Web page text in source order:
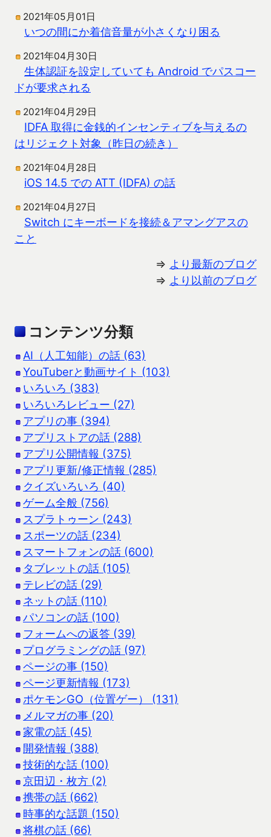
2021年05月01日
いつの間にか着信音量が小さくなり困る
2021年04月30日
生体認証を設定していても Android でパスコー
ドが要求される
2021年04月29日
IDFA 取得に金銭的インセンティブを与えるの
はリジェクト対象（昨日の続き）
2021年04月28日
iOS 14.5 での ATT (IDFA) の話
2021年04月27日
Switch にキーボードを接続＆アマングアスの
こと
⇒ より最新のブログ
⇒ より以前のブログ
コンテンツ分類
AI（人工知能）の話 (63)
YouTuberと動画サイト (103)
いろいろ (383)
いろいろレビュー (27)
アプリの事 (394)
アプリストアの話 (288)
アプリ公開情報 (375)
アプリ更新/修正情報 (285)
クイズいろいろ (40)
ゲーム全般 (756)
スプラトゥーン (243)
スポーツの話 (234)
スマートフォンの話 (600)
タブレットの話 (105)
テレビの話 (29)
ネットの話 (110)
パソコンの話 (100)
フォームへの返答 (39)
プログラミングの話 (97)
ページの事 (150)
ページ更新情報 (173)
ポケモンGO（位置ゲー） (131)
メルマガの事 (20)
家電の話 (45)
開発情報 (388)
技術的な話 (100)
京田辺・枚方 (2)
携帯の話 (662)
時事的な話題 (150)
将棋の話 (66)